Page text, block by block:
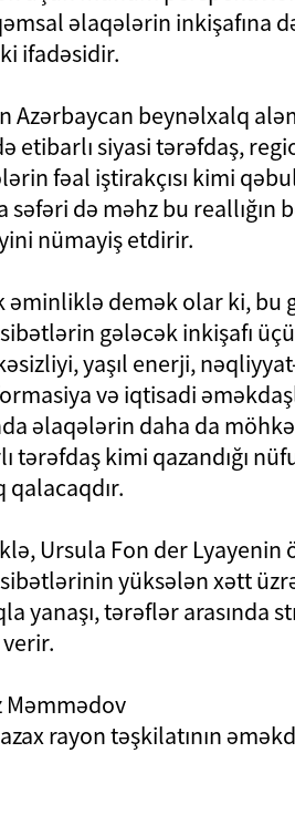
əlaqələrin inkişafına
ifadəsidir.
Azərbaycan beynəlxalq
etibarlı siyasi tərəfdaş,
fəal iştirakçısı kimi
səfəri də məhz bu
nümayiş etdirir.
əminliklə demək olar ki, bu
gələcək inkişafı
yaşıl enerji,
və iqtisadi
əlaqələrin daha da
tərəfdaş kimi qazandığı
qalacaqdır.
Ursula Fon der Lyayenin
yüksələn xətt
yanaşı, tərəflər arasında
Məmmədov
rayon təşkilatının